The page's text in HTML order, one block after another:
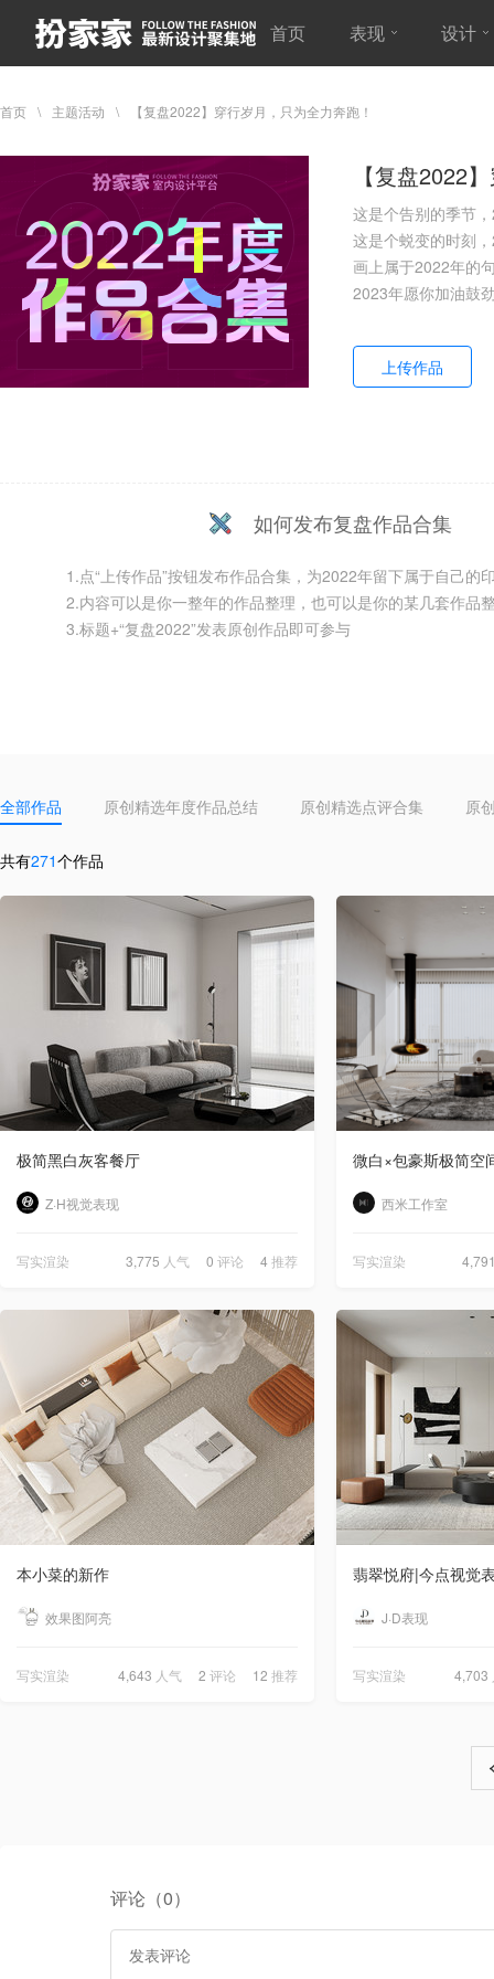
首页 表现 设计
首页 主题活动 【复盘2022】穿行岁月，只为全力奔跑！
【复盘2022
这是个告别的季节
这是个蜕变的时刻
画上属于2022年的
2023年愿你加油鼓
上传作品
如何发布复盘作品合集
1.点“上传作品”按钮发布作品合集，为2022年留下属于自己的
2.内容可以是你一整年的作品整理，也可以是你的某几套作品
3.标题+“复盘2022”发表原创作品即可参与
全部作品 原创精选年度作品总结 原创精选点评合集 原
共有271个作品
极简黑白灰客餐厅
Z·H视觉表现
写实渲染 3,775 人气 0 评论 4 推荐
微白×包豪斯极简空
西米工作室
写实渲染
本小菜的新作
效果图阿亮
写实渲染 4,643 人气 2 评论 12 推荐
翡翠悦府|今点视觉
J·D表现
写实渲染 4,703
评论（0）